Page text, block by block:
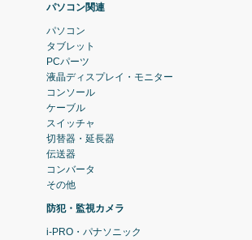
パソコン関連
パソコン
タブレット
PCパーツ
液晶ディスプレイ・モニター
コンソール
ケーブル
スイッチャ
切替器・延長器
伝送器
コンバータ
その他
防犯・監視カメラ
i-PRO・パナソニック